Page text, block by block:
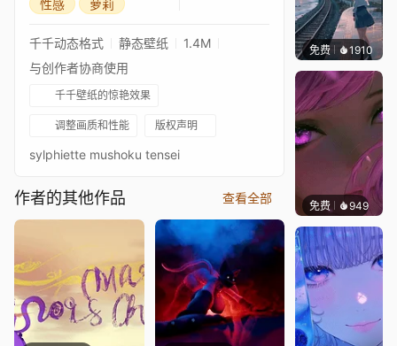
性感
萝莉
千千动态格式 静态壁纸
1.4M
与创作者协商使用
千千壁纸的惊艳效果
调整画质和性能 版权声明
sylphiette mushoku tensei
作者的其他作品 查看全部
免费 1910辰东
免费 949辰东